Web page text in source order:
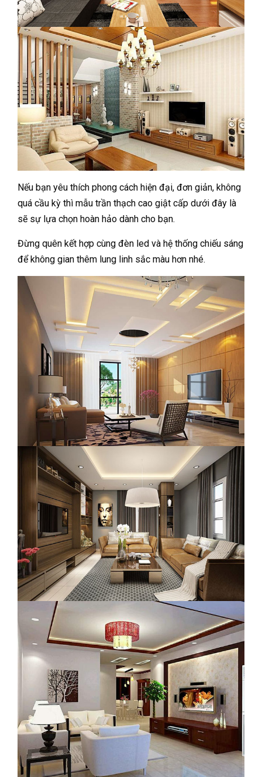
Nếu bạn yêu thích phong cách hiện đại, đơn giản, không
quá cầu kỳ thì mẫu trần thạch cao giật cấp dưới đây là
sẽ sự lựa chọn hoàn hảo dành cho bạn.
Đừng quên kết hợp cùng đèn led và hệ thống chiếu sáng
để không gian thêm lung linh sắc màu hơn nhé.